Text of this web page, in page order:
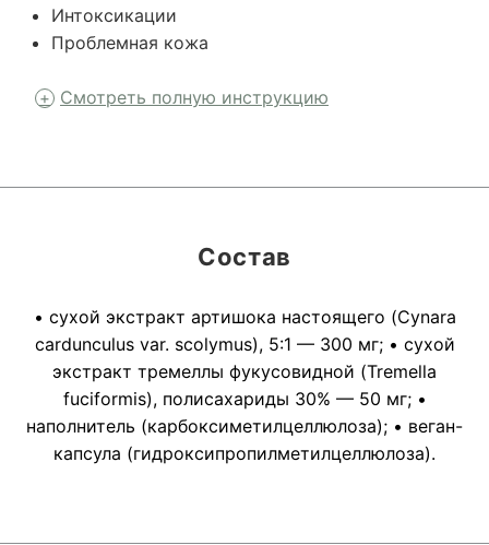
Интоксикации
Проблемная кожа
Смотреть полную инструкцию
Состав
• сухой экстракт артишока настоящего (Cynara
cardunculus var. scolymus), 5:1 — 300 мг; • сухой
экстракт тремеллы фукусовидной (Tremella
fuciformis), полисахариды 30% — 50 мг; •
наполнитель (карбоксиметилцеллюлоза); • веган-
капсула (гидроксипропилметилцеллюлоза).